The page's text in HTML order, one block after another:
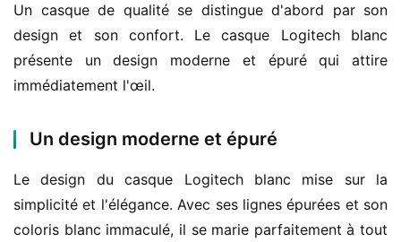
Un casque de qualité se distingue d'abord par son
design et son confort. Le casque Logitech blanc
présente un design moderne et épuré qui attire
immédiatement l'œil.
Un design moderne et épuré
Le design du casque Logitech blanc mise sur la
simplicité et l'élégance. Avec ses lignes épurées et son
coloris blanc immaculé, il se marie parfaitement à tout